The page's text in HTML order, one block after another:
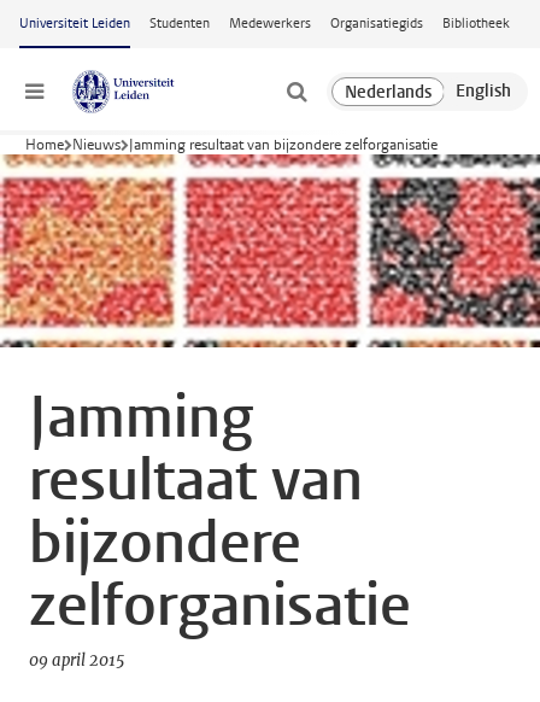
Ga naar hoofdinhoud
Universiteit Leiden Studenten Medewerkers Organisatiegids Bibliotheek
Menu
Home Nieuws Jamming resultaat van bijzondere zelforganisatie
Jamming
resultaat van
bijzondere
zelforganisatie
09 april 2015